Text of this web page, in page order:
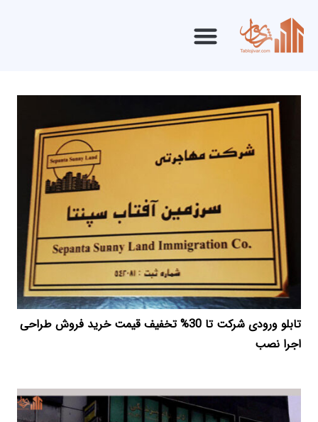
تابلو ورودی شرکت تا 30% تخفیف قیمت خرید فروش طراحی
اجرا نصب